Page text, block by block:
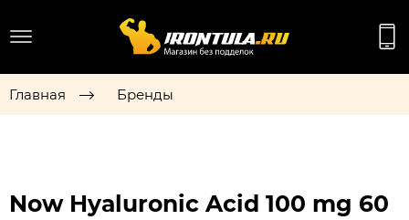
Главная Бренды
Now Hyaluronic Acid 100 mg 60